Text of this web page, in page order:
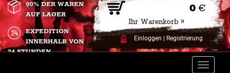
0 €
Ihr Warenkorb »
Einloggen Registrierung
90% DER WAREN
AUF LAGER
EXPEDITION
INNERHALB VON
24 STUNDEN.
Toggle